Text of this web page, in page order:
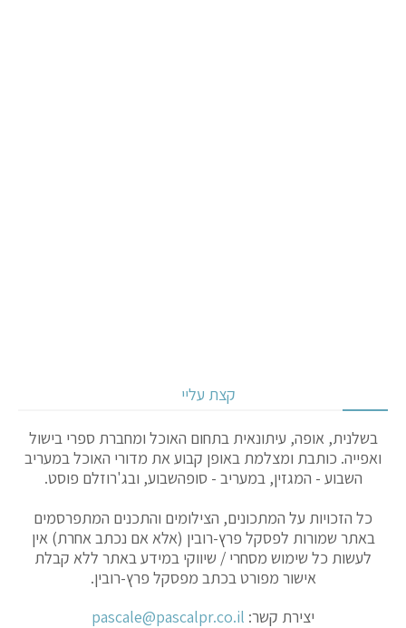
קצת עליי
בשלנית, אופה, עיתונאית בתחום האוכל ומחברת ספרי בישול
ואפייה. כותבת ומצלמת באופן קבוע את מדורי האוכל במעריב
השבוע - המגזין, במעריב - סופהשבוע, ובג'רוזלם פוסט.
כל הזכויות על המתכונים, הצילומים והתכנים המתפרסמים
באתר שמורות לפסקל פרץ-רובין (אלא אם נכתב אחרת) אין
לעשות כל שימוש מסחרי / שיווקי במידע באתר ללא קבלת
אישור מפורט בכתב מפסקל פרץ-רובין.
יצירת קשר: pascale@pascalpr.co.il